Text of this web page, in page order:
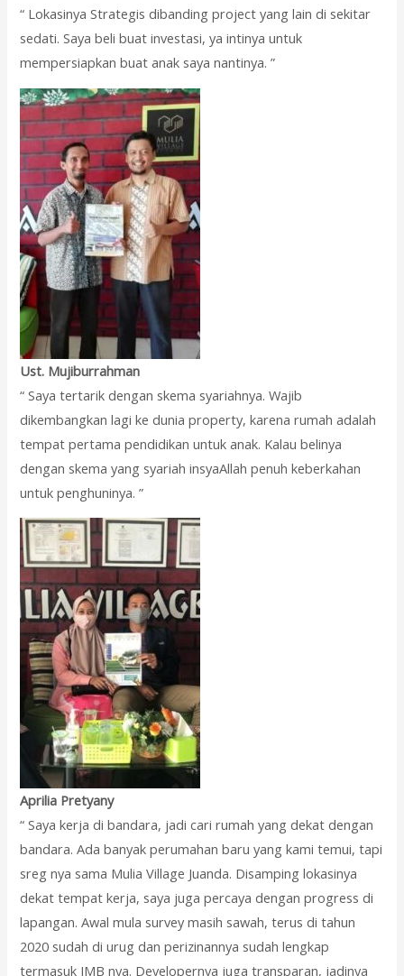
“ Lokasinya Strategis dibanding project yang lain di sekitar
sedati. Saya beli buat investasi, ya intinya untuk
mempersiapkan buat anak saya nantinya. ”
Ust. Mujiburrahman
“ Saya tertarik dengan skema syariahnya. Wajib
dikembangkan lagi ke dunia property, karena rumah adalah
tempat pertama pendidikan untuk anak. Kalau belinya
dengan skema yang syariah insyaAllah penuh keberkahan
untuk penghuninya. ”
Aprilia Pretyany
“ Saya kerja di bandara, jadi cari rumah yang dekat dengan
bandara. Ada banyak perumahan baru yang kami temui, tapi
sreg nya sama Mulia Village Juanda. Disamping lokasinya
dekat tempat kerja, saya juga percaya dengan progress di
lapangan. Awal mula survey masih sawah, terus di tahun
2020 sudah di urug dan perizinannya sudah lengkap
termasuk IMB nya. Developernya juga transparan, jadinya